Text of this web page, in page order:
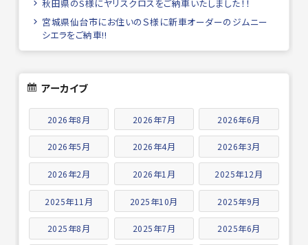
秋田県のS様にヤリスクロスをご納車いたしました！！
宮城県仙台市にお住いのＳ様に新車オーダーのジムニー
シエラをご納車!!
アーカイブ
2026年8月 2026年7月 2026年6月
2026年5月 2026年4月 2026年3月
2026年2月 2026年1月 2025年12月
2025年11月 2025年10月 2025年9月
2025年8月 2025年7月 2025年6月